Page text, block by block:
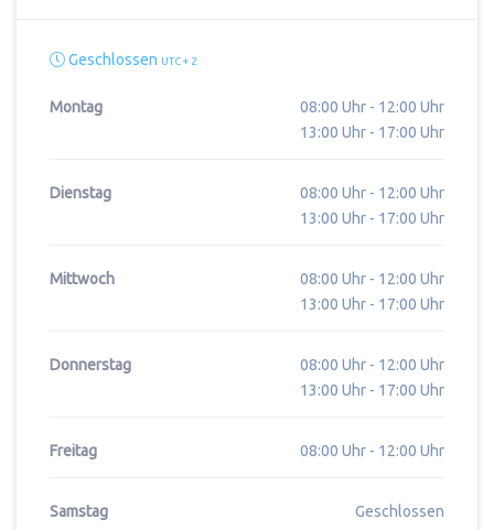
Geschlossen UTC + 2
Montag
08:00 Uhr - 12:00 Uhr
13:00 Uhr - 17:00 Uhr
Dienstag
08:00 Uhr - 12:00 Uhr
13:00 Uhr - 17:00 Uhr
Mittwoch
08:00 Uhr - 12:00 Uhr
13:00 Uhr - 17:00 Uhr
Donnerstag
08:00 Uhr - 12:00 Uhr
13:00 Uhr - 17:00 Uhr
Freitag 08:00 Uhr - 12:00 Uhr
Samstag Geschlossen